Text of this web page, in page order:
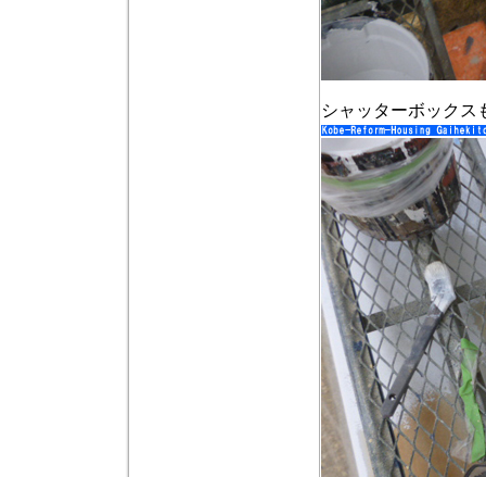
シャッターボックス